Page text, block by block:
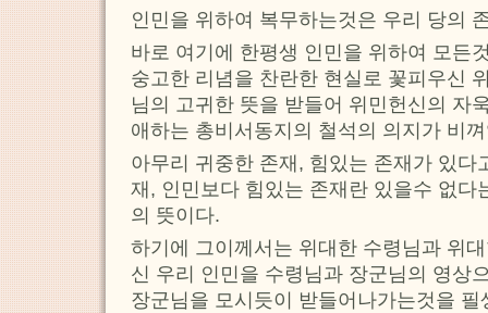
인민을 위하여 복무하는것은 우리 당의
바로 여기에 한평생 인민을 위하여 모든
숭고한 리념을 찬란한 현실로 꽃피우신
님의 고귀한 뜻을 받들어 위민헌신의 자
애하는 총비서동지의 철석의 의지가 비
아무리 귀중한 존재, 힘있는 존재가 있다
재, 인민보다 힘있는 존재란 있을수 없다
의 뜻이다.
하기에 그이께서는 위대한 수령님과 위
신 우리 인민을 수령님과 장군님의 영상
장군님을 모시듯이 받들어나가는것을